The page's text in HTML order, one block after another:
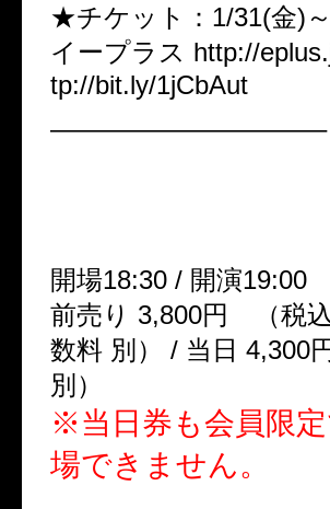
★チケット：1/31(金)～
イープラス http://
tp://bit.ly/1jCbAut
——————————–
開場18:30 / 開演19:00
前売り 3,800円 （税
数料 別） / 当日 4,300
別）
※当日券も会員限
場できません。